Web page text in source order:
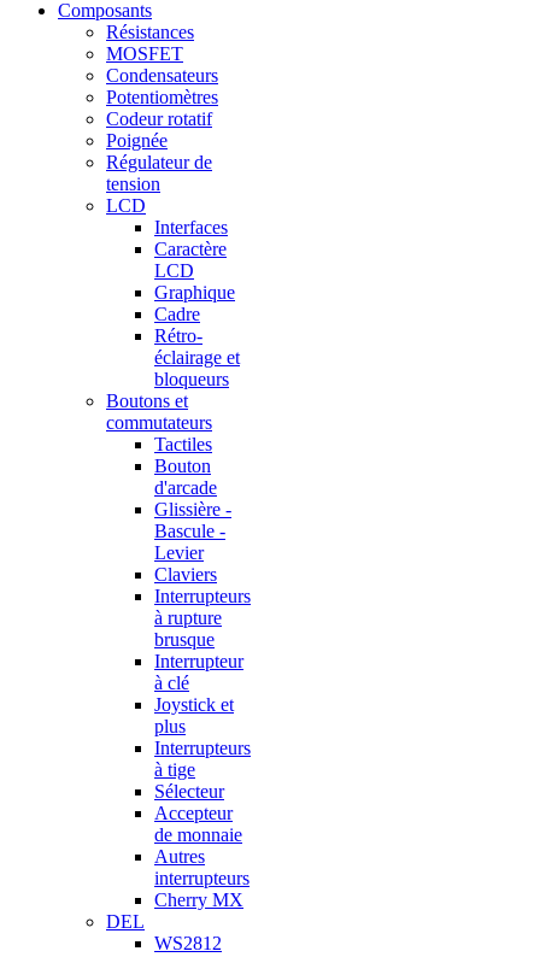
Composants
Résistances
MOSFET
Condensateurs
Potentiomètres
Codeur rotatif
Poignée
Régulateur de
tension
LCD
Interfaces
Caractère
LCD
Graphique
Cadre
Rétro-
éclairage et
bloqueurs
Boutons et
commutateurs
Tactiles
Bouton
d'arcade
Glissière -
Bascule -
Levier
Claviers
Interrupteurs
à rupture
brusque
Interrupteur
à clé
Joystick et
plus
Interrupteurs
à tige
Sélecteur
Accepteur
de monnaie
Autres
interrupteurs
Cherry MX
DEL
WS2812